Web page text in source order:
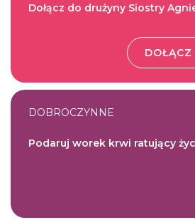
Dołącz do drużyny Siostry
DOBROCZYNNE
Podaruj worek krwi ratujący